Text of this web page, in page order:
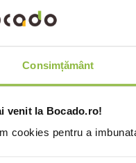
Consimțământ
venit la Bocado.ro!
cookies pentru a
Servetele de masa, 2